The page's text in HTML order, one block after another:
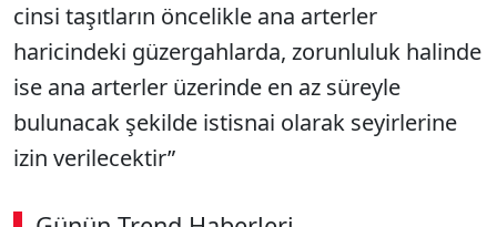
cinsi taşıtların öncelikle ana arterler
haricindeki güzergahlarda, zorunluluk halinde
ise ana arterler üzerinde en az süreyle
bulunacak şekilde istisnai olarak seyirlerine
izin verilecektir”